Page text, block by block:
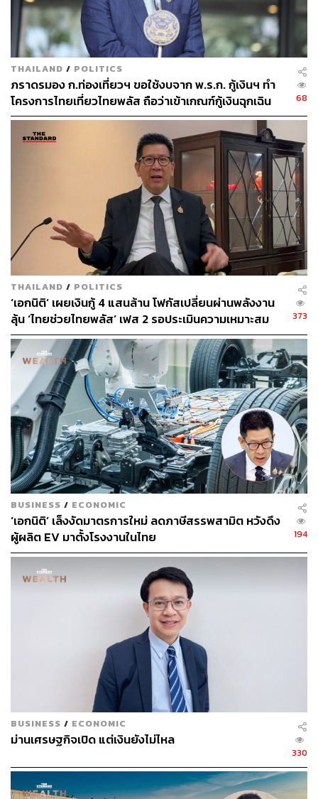
พิชัยจึงเสนอให้มีการปฏิรูปโครงสร้างภาษี ทั้งการขยายฐาน
ภาษี และเพิ่มการจัดเก็บในส่วนที่ควรเก็บได้ เช่น พิจารณา
ปรับแผนรายได้จากการลงทุน (Investment Income) เนื่องจาก
ผลตอบแทนจากรัฐวิสาหกิจที่รัฐบาลถือหุ้นอยู่ (รวมถึงกองทุน
บางชนิด) มี ROA ไม่ถึง 2% ซึ่งถือว่าต่ำมาก
นอกจากนี้ ยังเสนอให้ภาครัฐใช้ประโยชน์จากโครงสร้างพื้น
ฐานที่รัฐลงทุนมานานแล้ว เช่น ทางด่วน และสายส่งไฟฟ้า
ผ่านการจัดโครงสร้างราคาหรือนำมาจัดตั้งกองทุน Security
เพื่อลดภาระหนี้ ถือเป็นการสร้างรายได้จากการใช้โครงสร้าง
พื้นฐานเดิม (Monetization) ซึ่งพิชัยกล่าวว่า กระทรวงการ
คลังอาจร่วมมือกับ สำนักงานเศรษฐกิจการคลัง (สศค.) ใน
ส่วนนี้เพื่อเพิ่มพื้นที่การคลัง
ปฏิรูประบบราชการ เพิ่มรายจ่ายการลงทุน
พิชัยชี้ว่า งบประมาณรายจ่ายภาครัฐประจำปีทั้งหมดราว 3.8
ล้านล้านบาท ยังมีข้อกังวลอยู่มาก เนื่องจากงบส่วนใหญ่เกือบ
3 ล้านล้านบาทเป็นรายจ่ายประจำ ที่เกี่ยวข้องกับการทำงาน
ของข้าราชการและการอุดหนุนต่างๆ
ขณะที่รายจ่ายเพื่อการลงทุนมีเพียง 500,000 ล้านบาทโดย
ประมาณ หรือราว 2.5% ของ GDP ซึ่งถือว่าต่ำมาก
ดังนั้น ภาครัฐจึงจำเป็นต้องมีการปฏิรูประบบราชการ รวมถึง
เงินอุดหนุนต่างๆ เพื่อช่วยควบคุมรายจ่ายประจำ และนำเงิน
มาใช้จ่ายเพื่อการลงทุนมากขึ้น ทำให้เกิดการใช้จ่ายได้อย่าง
ตรงจุด
ลงทุนน้อย ทำเศรษฐกิจไทยโตต่ำ
พิชัยระบุอีกว่า สาเหตุสำคัญที่ทำให้เศรษฐกิจไทยไม่สามารถ
เติบโตได้เต็มศักยภาพไว้เป็นเพราะว่า ไทยหันไปพึ่งการส่ง
ออกเป็นเครื่องยนต์ในการขับเคลื่อนเศรษฐกิจ (Growth
Engine) จากเดิมที่เคยเน้นการลงทุน
โดยสัดส่วนการลงทุนรวมระหว่างภาครัฐและเอกชนของไทย
เคยสูงถึง 51% ต่อ GDP ในช่วงก่อนเกิดวิกฤตต้มยำกุ้ง แต่
ปัจจุบันอยู่ที่ประมาณ 24% เท่านั้น ขณะที่การส่งออกเพิ่มขึ้น
จากระดับ 46% มาเป็น 73% ต่อ GDP
แม้การลงทุนภาครัฐยังคงที่ แต่การลงทุนภาคเอกชน และ
THAILAND / POLITICS
ภราดรมอง ก.ท่องเที่ยวฯ ขอใช้งบจาก พ.ร.ก. กู้เงินฯ ทำ
โครงการไทยเที่ยวไทยพลัส ถือว่าเข้าเกณฑ์กู้เงินฉุกเฉิน
68
THAILAND / POLITICS
‘เอกนิติ’ เผยเงินกู้ 4 แสนล้าน โฟกัสเปลี่ยนผ่านพลังงาน
ลุ้น ‘ไทยช่วยไทยพลัส’ เฟส 2 รอประเมินความเหมาะสม
373
BUSINESS / ECONOMIC
‘เอกนิติ’ เล็งงัดมาตรการใหม่ ลดภาษีสรรพสามิต หวังดึง
ผู้ผลิต EV มาตั้งโรงงานในไทย
194
BUSINESS / ECONOMIC
ม่านเศรษฐกิจเปิด แต่เงินยังไม่ไหล
330